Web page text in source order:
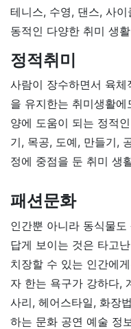
테니스, 수영, 댄스, 사
동적인 다양한 취미 생
정적취미
사람이 장수하면서 육
을 유지한는 취미생활
양에 도움이 되는 정적
기, 목공, 도예, 만들기,
정에 중점을 둔 취미 생
패션문화
인간뿐 아니라 동식물
답게 보이는 것은 타고
치장할 수 있는 인간에
자 한는 욕구가 강하다,
사리, 헤어스타일, 화장
하는 문화 공연 예술 정